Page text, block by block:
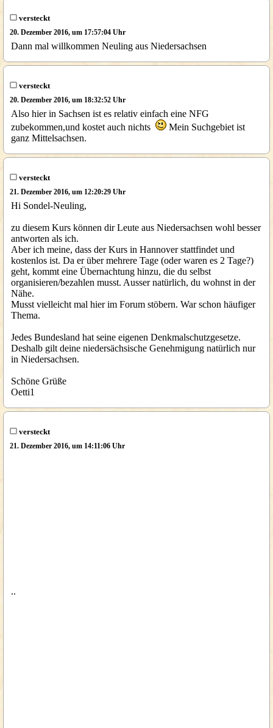
versteckt
20. Dezember 2016, um 17:57:04 Uhr
Dann mal willkommen Neuling aus Niedersachsen
versteckt
20. Dezember 2016, um 18:32:52 Uhr
Also hier in Sachsen ist es relativ einfach eine NFG
zubekommen,und kostet auch nichts
Mein Suchgebiet ist
ganz Mittelsachsen.
versteckt
21. Dezember 2016, um 12:20:29 Uhr
Hi Sondel-Neuling,
zu diesem Kurs können dir Leute aus Niedersachsen wohl besser
antworten als ich.
Aber ich meine, dass der Kurs in Hannover stattfindet und
kostenlos ist. Da er über mehrere Tage (oder waren es 2 Tage?)
geht, kommt eine Übernachtung hinzu, die du selbst
organisieren/bezahlen musst. Ausser natürlich, du wohnst in der
Nähe.
Musst vielleicht mal hier im Forum stöbern. War schon häufiger
Thema.
Jedes Bundesland hat seine eigenen Denkmalschutzgesetze.
Deshalb gilt deine niedersächsische Genehmigung natürlich nur
in Niedersachsen.
Schöne Grüße
Oetti1
versteckt
21. Dezember 2016, um 14:11:06 Uhr
..